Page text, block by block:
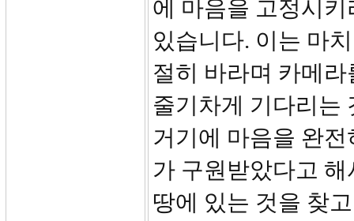
에 마음을 고정시키
있습니다. 이는 마
절히 바라며 카메
줄기차게 기다리는
거기에 마음을 완
가 구원받았다고
땅에 있는 것을 찾